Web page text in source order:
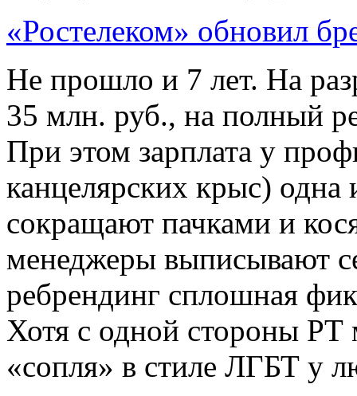
«Ростелеком» обновил
Не прошло и 7 лет. На
35 млн. руб., на полный
При этом зарплата у
канцелярских крыс)
сокращают пачками и
менеджеры выписывают
ребрендинг сплошная
Хотя с одной стороны
«сопля» в стиле ЛГБТ у